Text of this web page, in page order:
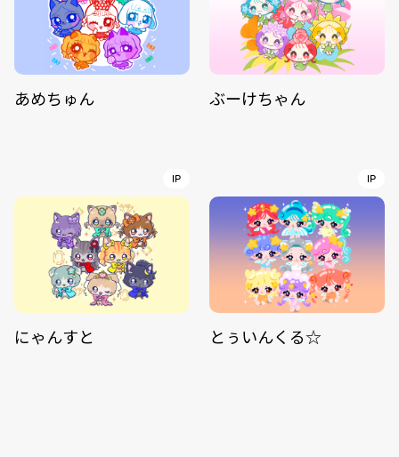
あめちゅん ぶーけちゃん
IP
にゃんすと
IP
とぅいんくる☆